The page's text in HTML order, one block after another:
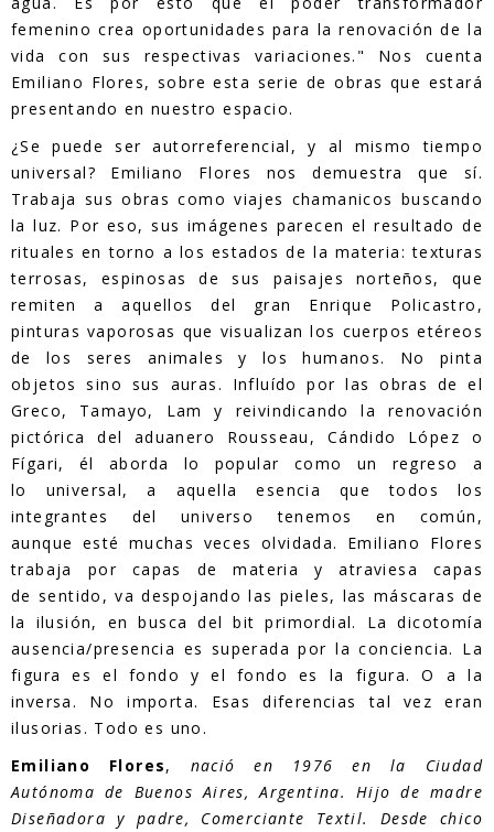
femenino crea oportunidades para la renovación de la
vida con sus respectivas variaciones." Nos cuenta
Emiliano Flores, sobre esta serie de obras que estará
presentando en nuestro espacio.
¿Se puede ser autorreferencial, y al mismo tiempo
universal? Emiliano Flores nos demuestra que sí.
Trabaja sus obras como viajes chamanicos buscando
la luz. Por eso, sus imágenes parecen el resultado de
rituales en torno a los estados de la materia: texturas
terrosas, espinosas de sus paisajes norteños, que
remiten a aquellos del gran Enrique Policastro,
pinturas vaporosas que visualizan los cuerpos etéreos
de los seres animales y los humanos. No pinta
objetos sino sus auras. Influído por las obras de el
Greco, Tamayo, Lam y reivindicando la renovación
pictórica del aduanero Rousseau, Cándido López o
Fígari, él aborda lo popular como un regreso a
lo universal, a aquella esencia que todos los
integrantes del universo tenemos en común,
aunque esté muchas veces olvidada. Emiliano Flores
trabaja por capas de materia y atraviesa capas
de sentido, va despojando las pieles, las máscaras de
la ilusión, en busca del bit primordial. La dicotomía
ausencia/presencia es superada por la conciencia. La
figura es el fondo y el fondo es la figura. O a la
inversa. No importa. Esas diferencias tal vez eran
ilusorias. Todo es uno.
Emiliano Flores,
nació en 1976 en la Ciudad
Autónoma de Buenos Aires, Argentina. Hijo de madre
Diseñadora y padre, Comerciante Textil. Desde chico